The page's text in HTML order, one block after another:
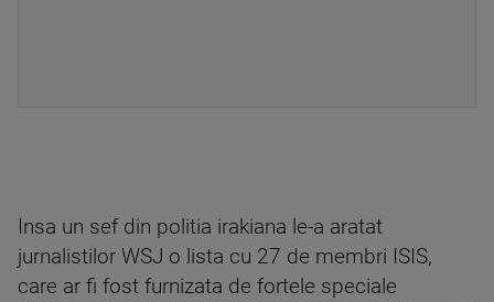
Insa un sef din politia irakiana le-a aratat
jurnalistilor WSJ o lista cu 27 de membri ISIS,
care ar fi fost furnizata de fortele speciale